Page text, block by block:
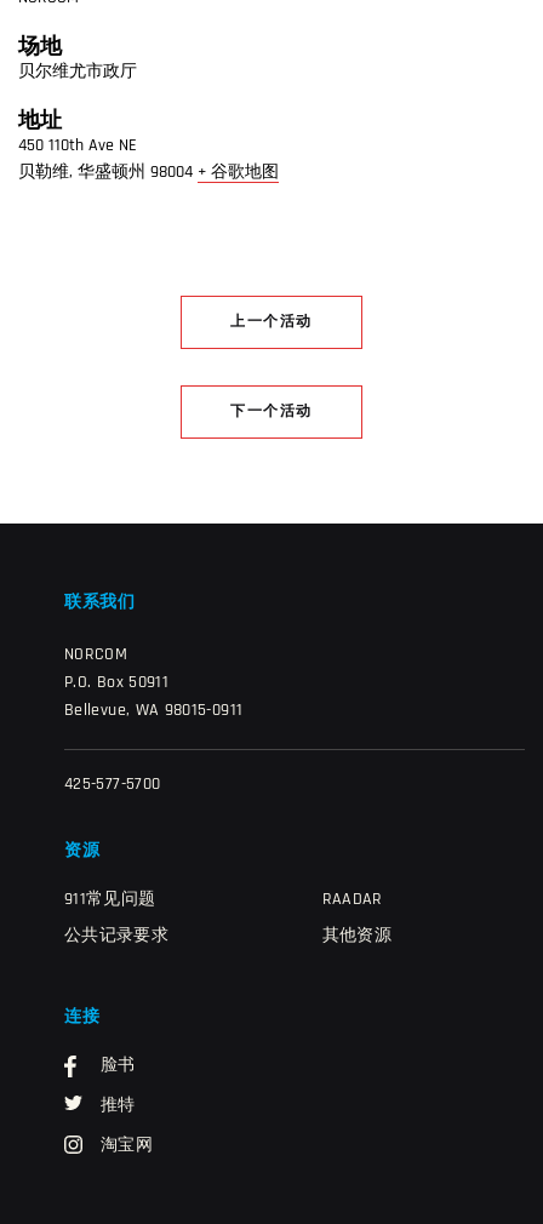
场地
贝尔维尤市政厅
地址
450 110th Ave NE
贝勒维, 华盛顿州 98004 + 谷歌地图
上一个活动
下一个活动
联系我们
NORCOM
P.O. Box 50911
Bellevue, WA 98015-0911
425-577-5700
资源
911常见问题
公共记录要求
RAADAR
其他资源
连接
脸书
推特
淘宝网